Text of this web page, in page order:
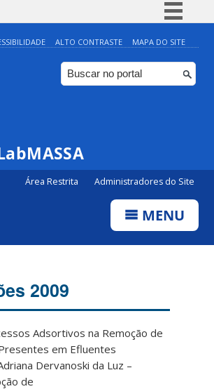
Simplifique!
Comunica BR
Participe
ALTO CONTRASTE MAPA DO SITE
Área Restrita Administradores do Site
MENU
2009
Adsortivos na Remoção de
em Efluentes
Dervanoski da Luz –
de